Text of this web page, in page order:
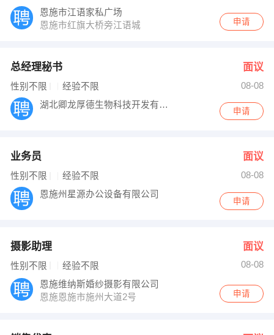
恩施市江语家私广场
恩施市红旗大桥旁江语城
申请
总经理秘书 面议
性别不限 经验不限
08-08
湖北卿龙厚德生物科技开发有限公司
申请
业务员 面议
性别不限 经验不限
08-08
恩施州星源办公设备有限公司
申请
摄影助理 面议
性别不限 经验不限
08-08
恩施维纳斯婚纱摄影有限公司
恩施恩施市施州大道2号
申请